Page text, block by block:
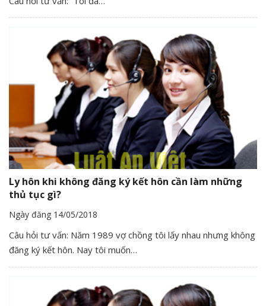
Ly hôn khi không đăng ký kết hôn cần làm những
thủ tục gì?
Ngày đăng 14/05/2018
Câu hỏi tư vấn: Năm 1989 vợ chồng tôi lấy nhau nhưng không
đăng ký kết hôn. Nay tôi muốn…